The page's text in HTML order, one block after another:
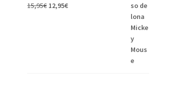
15,95€ 12,95€